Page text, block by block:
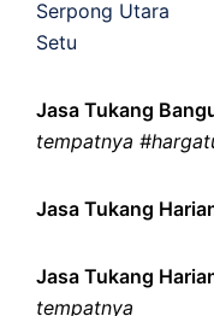
Serpong Utara
Setu
Jasa Tukang
tempatnya
Jasa Tukang
Jasa Tukang
tempatnya